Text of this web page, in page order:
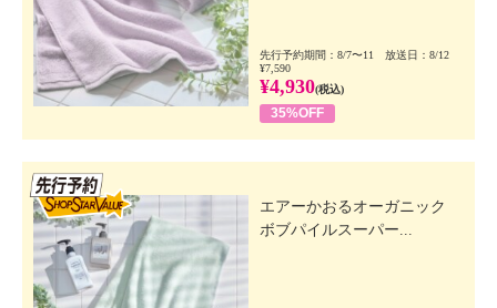
先行予約期間：8/7〜11 放送日：8/12
¥7,590
¥4,930(税込)
35%OFF
エアーかおるオーガニック
ボブパイルスーパー...